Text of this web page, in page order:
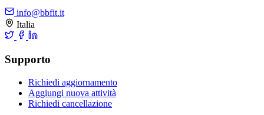
info@bbfit.it
Italia
Supporto
Richiedi aggiornamento
Aggiungi nuova attività
Richiedi cancellazione